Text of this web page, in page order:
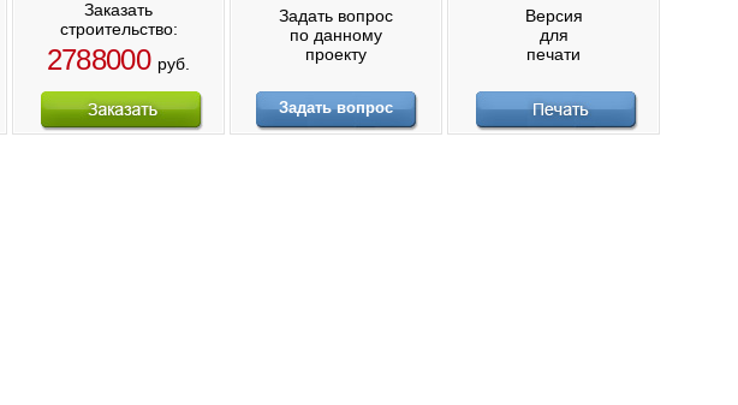
Заказать
строительство:
2788000 руб.
Задать вопрос
по данному
проекту
Задать вопрос
Версия
для
печати